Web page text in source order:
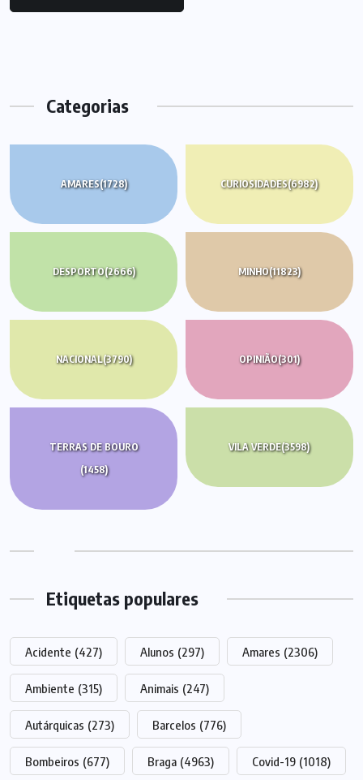
Categorias
AMARES(1728) CURIOSIDADES(6982)
DESPORTO(2666) MINHO(11823)
NACIONAL(3790) OPINIÃO(301)
TERRAS DE BOURO
(1458)
VILA VERDE(3598)
Etiquetas populares
Acidente (427) Alunos (297) Amares (2306)
Ambiente (315) Animais (247)
Autárquicas (273) Barcelos (776)
Bombeiros (677) Braga (4963) Covid-19 (1018)